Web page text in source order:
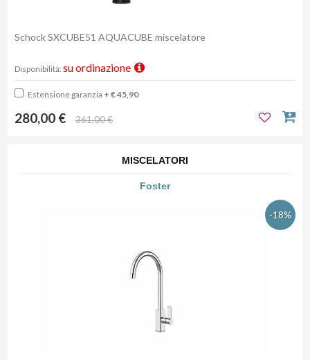
Schock SXCUBE51 AQUACUBE miscelatore
Disponibilità: su ordinazione
Estensione garanzia + € 45,90
280,00 € 361,00 €
MISCELATORI
Foster
-18%